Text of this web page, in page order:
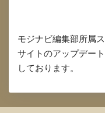
モジナビ編集部所属
サイトのアップデー
しております。